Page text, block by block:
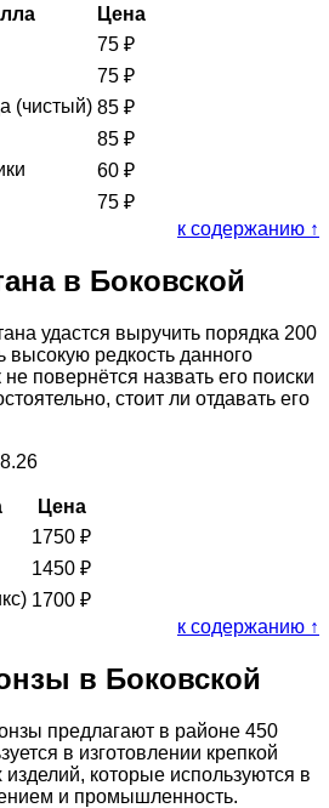
Цена
75 ₽
75 ₽
(чистый) 85 ₽
85 ₽
60 ₽
75 ₽
к содержанию ↑
в Боковской
удастся выручить порядка 200
высокую редкость данного
повернётся назвать его поиски
стоит ли отдавать его
Цена
1750 ₽
1450 ₽
1700 ₽
к содержанию ↑
в Боковской
предлагают в районе 450
в изготовлении крепкой
изделий, которые используются в
и промышленность.